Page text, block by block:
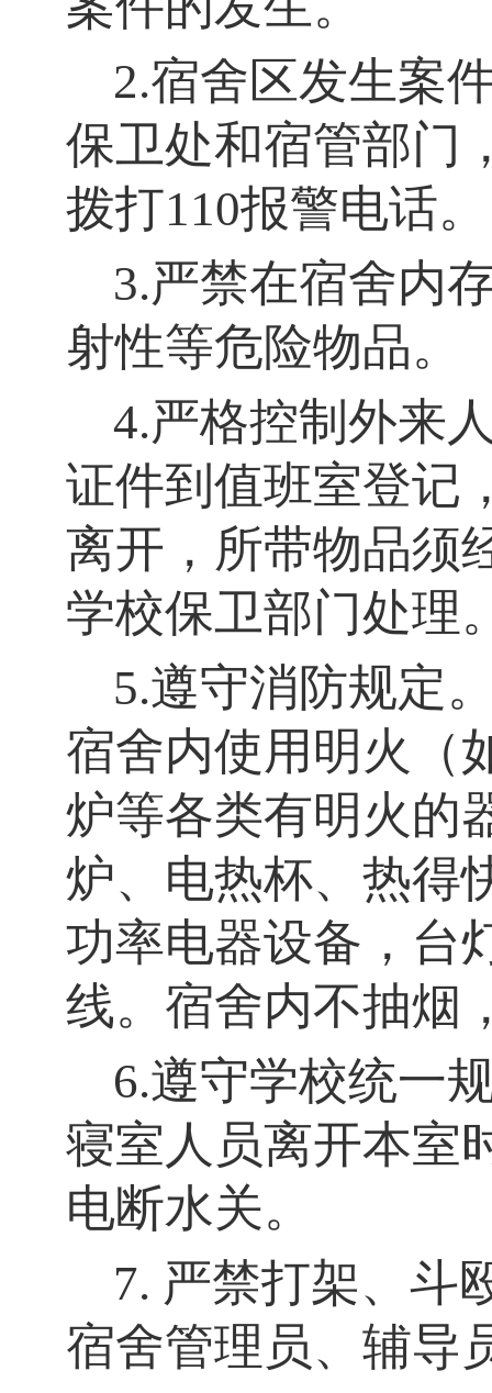
2.宿舍区发生案
保卫处和宿管部门
拨打110报警电话。
3.严禁在宿舍内
射性等危险物品。
4.严格控制外来
证件到值班室登记
离开，所带物品须
学校保卫部门处理
5.遵守消防规定
宿舍内使用明火（
炉等各类有明火的
炉、电热杯、热得
功率电器设备，台
线。宿舍内不抽烟
6.遵守学校统一
寝室人员离开本室
电断水关。
7. 严禁打架、斗
宿舍管理员、辅导